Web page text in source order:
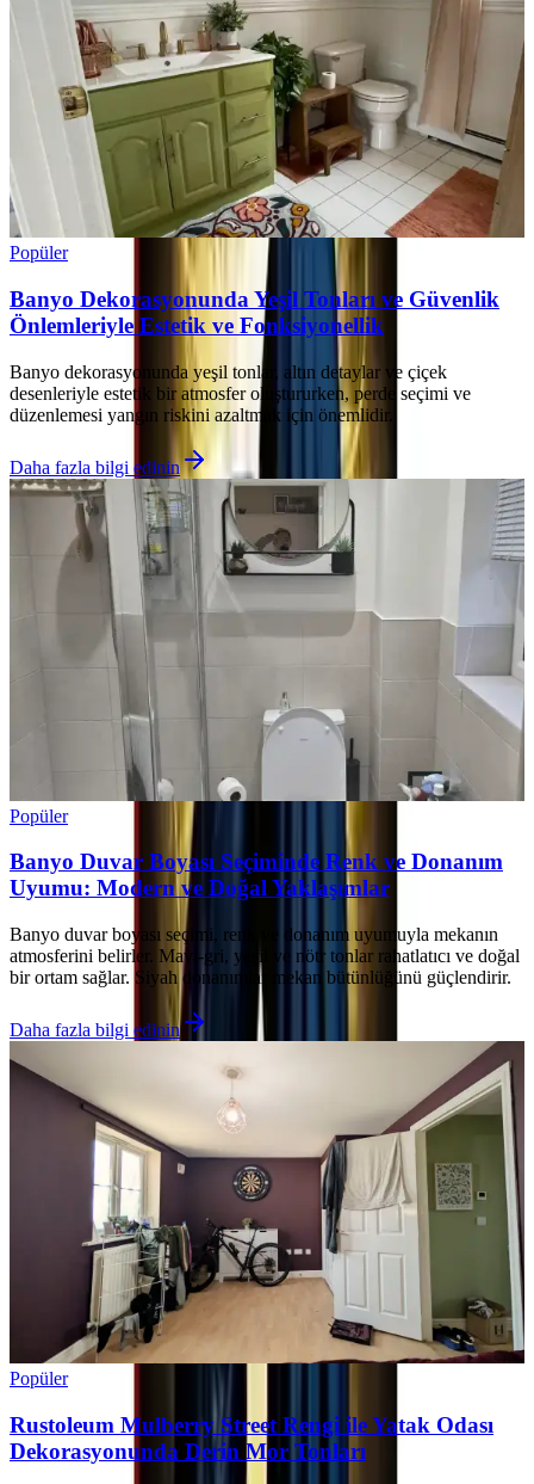
Popüler
Banyo Dekorasyonunda Yeşil Tonları ve Güvenlik
Önlemleriyle Estetik ve Fonksiyonellik
Banyo dekorasyonunda yeşil tonlar, altın detaylar ve çiçek
desenleriyle estetik bir atmosfer oluştururken, perde seçimi ve
düzenlemesi yangın riskini azaltmak için önemlidir.
Daha fazla bilgi edinin
Popüler
Banyo Duvar Boyası Seçiminde Renk ve Donanım
Uyumu: Modern ve Doğal Yaklaşımlar
Banyo duvar boyası seçimi, renk ve donanım uyumuyla mekanın
atmosferini belirler. Mavi-gri, yeşil ve nötr tonlar rahatlatıcı ve doğal
bir ortam sağlar. Siyah donanımlar mekan bütünlüğünü güçlendirir.
Daha fazla bilgi edinin
Popüler
Rustoleum Mulberry Street Rengi ile Yatak Odası
Dekorasyonunda Derin Mor Tonları